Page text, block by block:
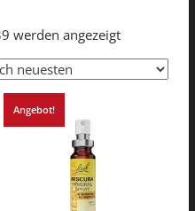
werden angezeigt
Angebot!